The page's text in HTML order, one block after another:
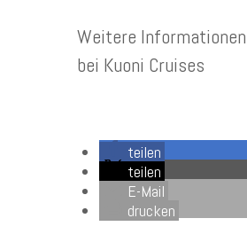
Weitere
bei Kuoni Cruises
teilen
teilen
E-Mail
drucken